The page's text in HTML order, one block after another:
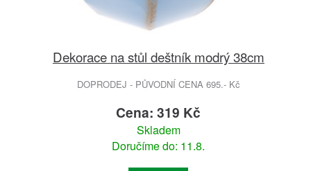
Dekorace na stůl deštník modrý 38cm
DOPRODEJ - PŮVODNÍ CENA 695.- Kč
Cena: 319 Kč
Skladem
Doručíme do: 11.8.